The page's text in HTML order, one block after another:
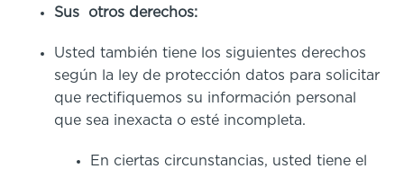
Sus otros derechos:
Usted también tiene los siguientes derechos
según la ley de protección datos para solicitar
que rectifiquemos su información personal
que sea inexacta o esté incompleta.
En ciertas circunstancias, usted tiene el